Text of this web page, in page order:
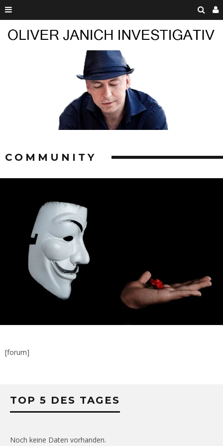
COMMUNITY
[forum]
TOP 5 DES TAGES
Noch keine Daten vorhanden.